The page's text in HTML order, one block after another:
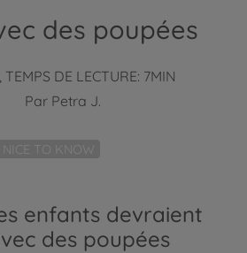
des poupées
DE LECTURE: 7MIN
Par Petra J.
NICE TO KNOW
enfants devraient
des poupées